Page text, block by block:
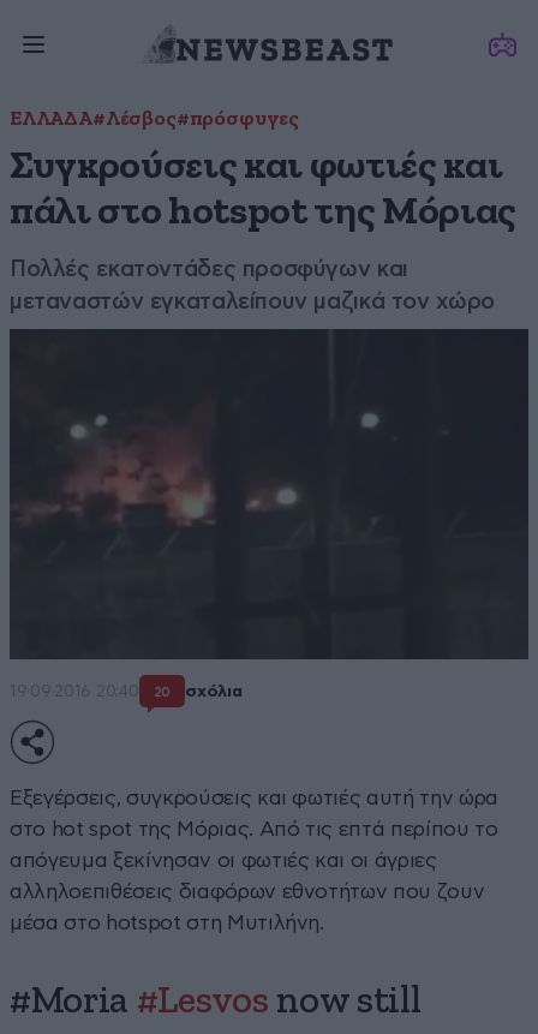
ΕΛΛΑΔΑ#Λέσβος#πρόσφυγες
Συγκρούσεις και φωτιές και
πάλι στο hotspot της Μόριας
Πολλές εκατοντάδες προσφύγων και
μεταναστών εγκαταλείπουν μαζικά τον χώρο
19·09·2016 20:40 20 σχόλια
Εξεγέρσεις, συγκρούσεις και φωτιές αυτή την ώρα
στο hot spot της Μόριας. Από τις επτά περίπου το
απόγευμα ξεκίνησαν οι φωτιές και οι άγριες
αλληλοεπιθέσεις διαφόρων εθνοτήτων που ζουν
μέσα στο hotspot στη Μυτιλήνη.
#Moria #Lesvos now still